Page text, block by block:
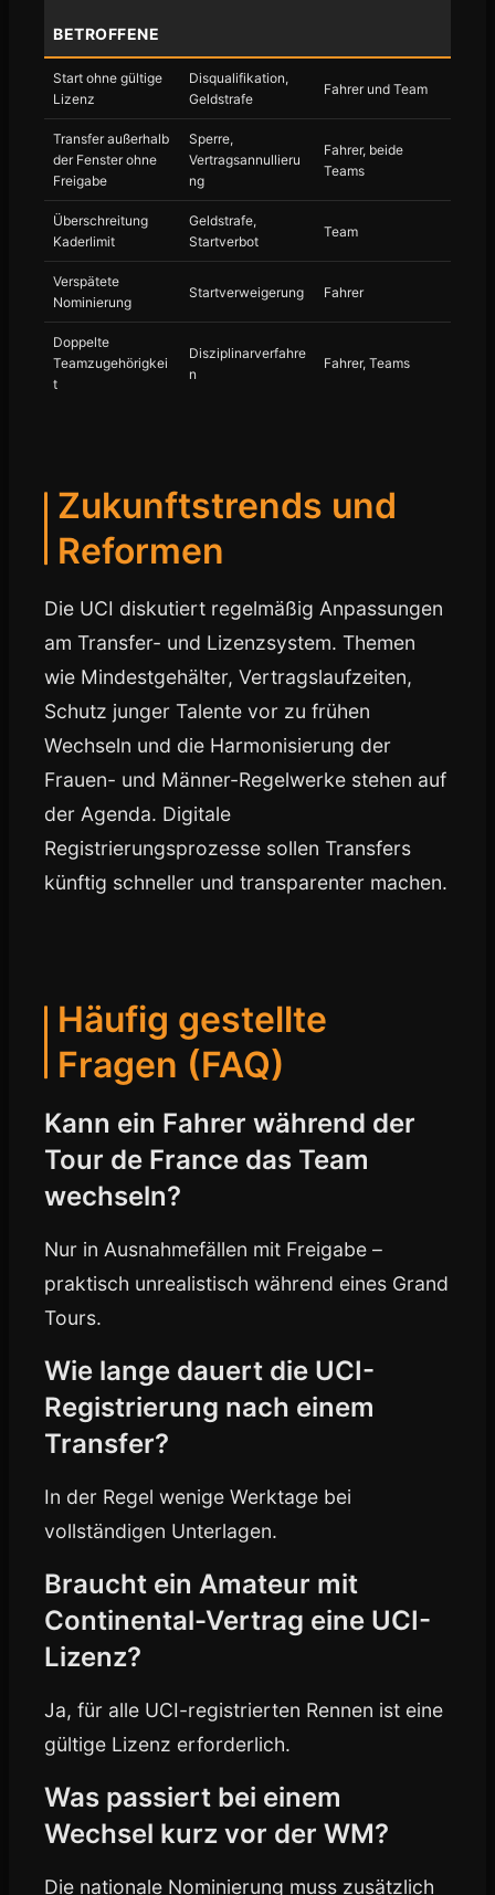
BETROFFENE
Start ohne gültige
Lizenz
Disqualifikation,
Geldstrafe
Fahrer und Team
Transfer außerhalb
der Fenster ohne
Freigabe
Sperre,
Vertragsannullieru
ng
Fahrer, beide
Teams
Überschreitung
Kaderlimit
Geldstrafe,
Startverbot
Team
Verspätete
Nominierung
Startverweigerung Fahrer
Doppelte
Teamzugehörigkei
t
Disziplinarverfahre
n
Fahrer, Teams
Zukunftstrends und
Reformen
Die UCI diskutiert regelmäßig Anpassungen
am Transfer- und Lizenzsystem. Themen
wie Mindestgehälter, Vertragslaufzeiten,
Schutz junger Talente vor zu frühen
Wechseln und die Harmonisierung der
Frauen- und Männer-Regelwerke stehen auf
der Agenda. Digitale
Registrierungsprozesse sollen Transfers
künftig schneller und transparenter machen.
Häufig gestellte
Fragen (FAQ)
Kann ein Fahrer während der
Tour de France das Team
wechseln?
Nur in Ausnahmefällen mit Freigabe –
praktisch unrealistisch während eines Grand
Tours.
Wie lange dauert die UCI-
Registrierung nach einem
Transfer?
In der Regel wenige Werktage bei
vollständigen Unterlagen.
Braucht ein Amateur mit
Continental-Vertrag eine UCI-
Lizenz?
Ja, für alle UCI-registrierten Rennen ist eine
gültige Lizenz erforderlich.
Was passiert bei einem
Wechsel kurz vor der WM?
Die nationale Nominierung muss zusätzlich